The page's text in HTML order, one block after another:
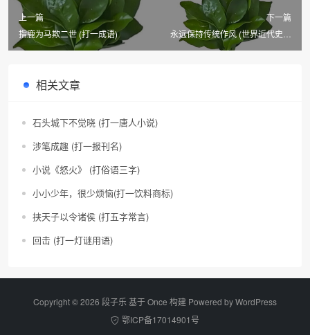
上一篇
指鹿为马欺二世 (打一成语)
下一篇
永远保持传统作风 (世界近代史词
相关文章
石头城下不觉晓 (打一唐人小说)
涉笔成趣 (打一报刊名)
小说《怒火》 (打俗语三字)
小小少年，很少烦恼(打一饮料商标)
挟天子以令诸侯 (打五字常言)
回击 (打一灯谜用语)
Copyright © 2026 段子乐 基于 Once 构建 Powered byWordPress
鄂ICP备17014901号